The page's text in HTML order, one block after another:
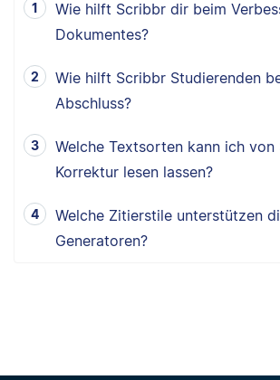
Wie hilft Scribbr dir beim
Dokumentes?
Wie hilft Scribbr Studierenden
Abschluss?
Welche Textsorten kann ich von
Korrektur lesen lassen?
Welche Zitierstile unterstützen
Generatoren?